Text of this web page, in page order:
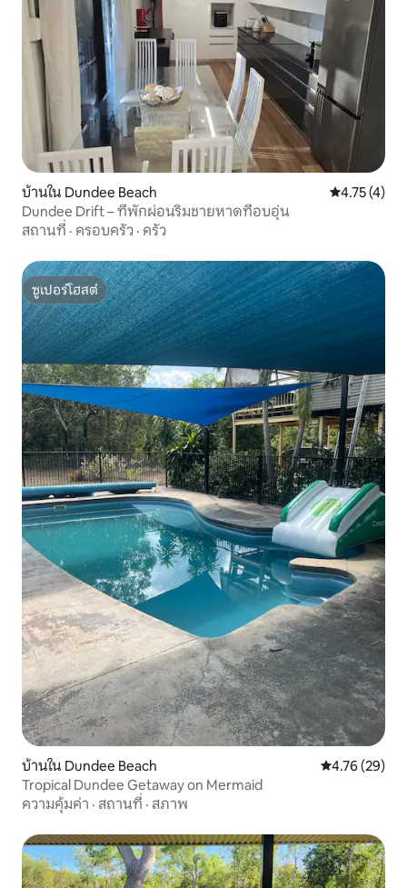
บ้านใน Dundee Beach คะแนนเฉลี่ย
4.75 (4)
Dundee Drift – ที่พักผ่อนริมชายหาดที่อบอุ่น
สถานที่ · ครอบครัว · ครัว
ซูเปอร์โฮสต์
ซูเปอร์โฮสต์
บ้านใน Dundee Beach คะแนนเฉลี่ย
4.76 (29)
Tropical Dundee Getaway on Mermaid
ความคุ้มค่า · สถานที่ · สภาพ